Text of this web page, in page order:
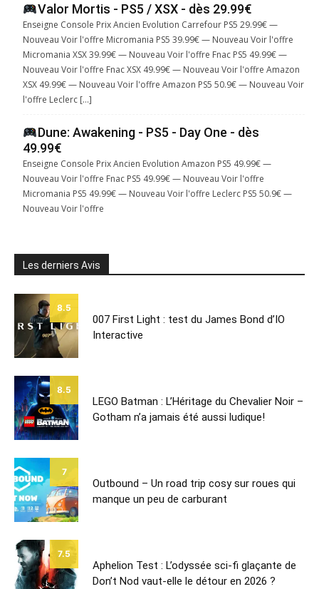
Valor Mortis - PS5 / XSX - dès 29.99€
Enseigne Console Prix Ancien Evolution Carrefour PS5 29.99€ —
Nouveau Voir l'offre Micromania PS5 39.99€ — Nouveau Voir l'offre
Micromania XSX 39.99€ — Nouveau Voir l'offre Fnac PS5 49.99€ —
Nouveau Voir l'offre Fnac XSX 49.99€ — Nouveau Voir l'offre Amazon
XSX 49.99€ — Nouveau Voir l'offre Amazon PS5 50.9€ — Nouveau Voir
l'offre Leclerc […]
Dune: Awakening - PS5 - Day One - dès
49.99€
Enseigne Console Prix Ancien Evolution Amazon PS5 49.99€ —
Nouveau Voir l'offre Fnac PS5 49.99€ — Nouveau Voir l'offre
Micromania PS5 49.99€ — Nouveau Voir l'offre Leclerc PS5 50.9€ —
Nouveau Voir l'offre
Les derniers Avis
8.5
007 First Light : test du James Bond d’IO
Interactive
8.5
LEGO Batman : L’Héritage du Chevalier Noir –
Gotham n’a jamais été aussi ludique!
7
Outbound – Un road trip cosy sur roues qui
manque un peu de carburant
7.5
Aphelion Test : L’odyssée sci-fi glaçante de
Don’t Nod vaut-elle le détour en 2026 ?